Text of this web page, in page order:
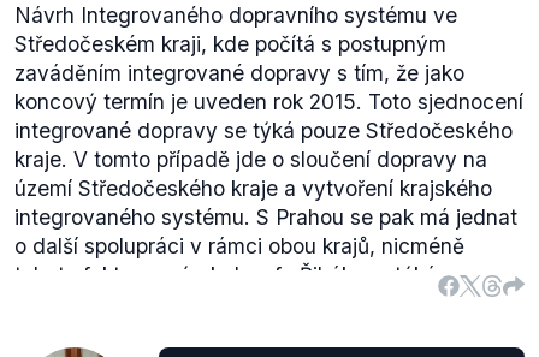
Návrh Integrovaného dopravního systému ve
Středočeském kraji, kde počítá s postupným
zaváděním integrované dopravy s tím, že jako
koncový termín je uveden rok 2015. Toto sjednocení
integrované dopravy se týká pouze Středočeského
kraje. V tomto případě jde o sloučení dopravy na
území Středočeského kraje a vytvoření krajského
integrovaného systému. S Prahou se pak má jednat
o další spolupráci v rámci obou krajů, nicméně
tohoto faktu se výrok Josefa Řiháka netýká.